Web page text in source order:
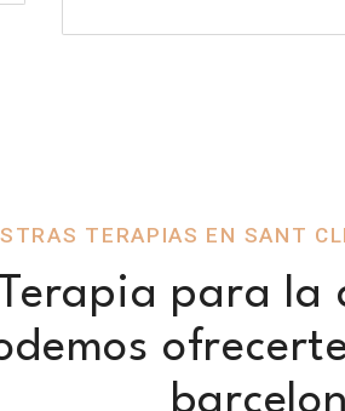
TERAPIAS EN SANT
para la